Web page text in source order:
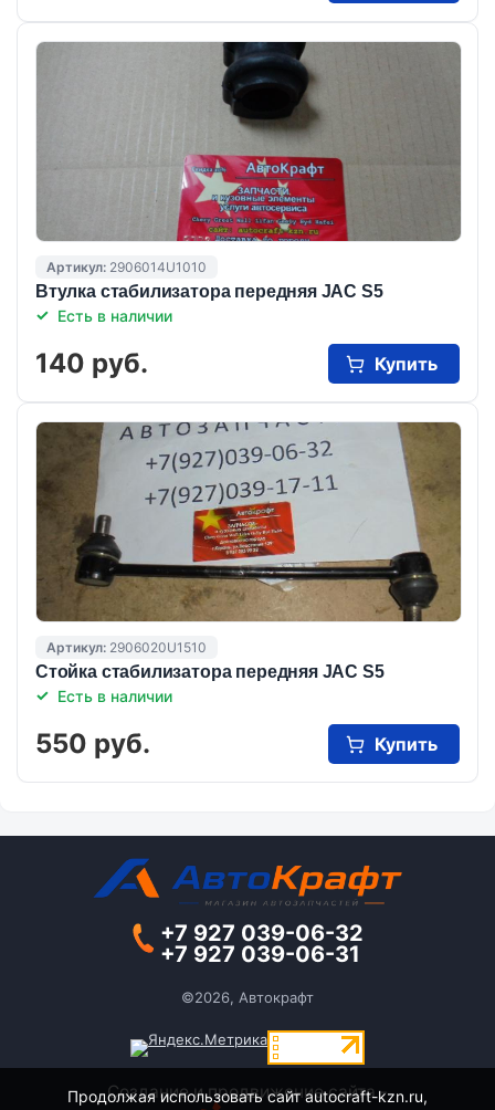
Артикул: 2906014U1010
Втулка стабилизатора передняя JAC S5
Есть в наличии
140 руб. Купить
Артикул: 2906020U1510
Cтойка стабилизатора передняя JAC S5
Есть в наличии
550 руб. Купить
+7 927 039-06-32
+7 927 039-06-31
©2026, Автокрафт
Создание и продвижение сайта -
Продолжая использовать сайт autocraft-kzn.ru,